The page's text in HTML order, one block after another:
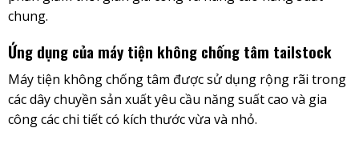
chung.
Ứng dụng của máy tiện không chống tâm tailstock
Máy tiện không chống tâm được sử dụng rộng rãi trong
các dây chuyền sản xuất yêu cầu năng suất cao và gia
công các chi tiết có kích thước vừa và nhỏ.